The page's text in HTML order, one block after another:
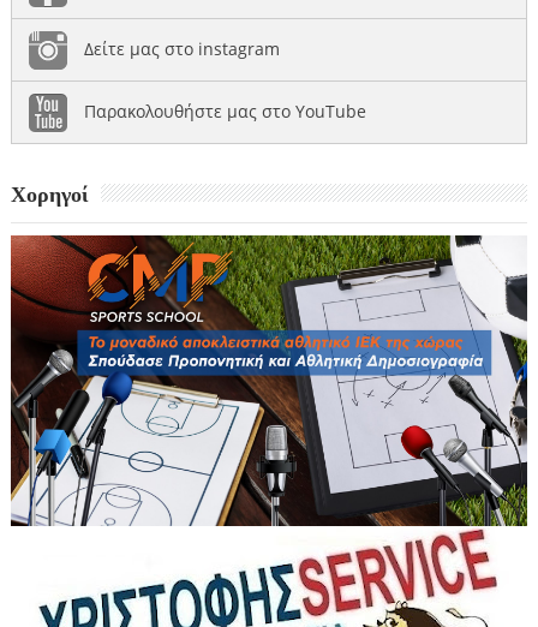
Δείτε μας στο instagram
Παρακολουθήστε μας στο YouTube
Χορηγοί